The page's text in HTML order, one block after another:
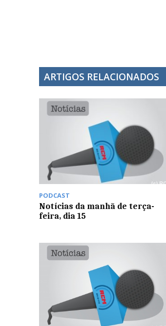
ARTIGOS RELACIONADOS
PODCAST
Notícias da manhã de terça-
feira, dia 15